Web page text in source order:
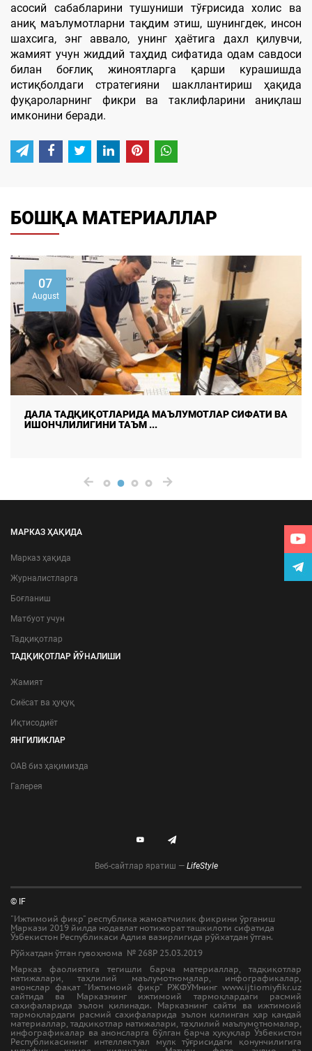
асосий сабабларини тушуниши тўғрисида холис ва
аниқ маълумотларни тақдим этиш, шунингдек, инсон
шахсига, энг аввало, унинг ҳаётига дахл қилувчи,
жамият учун жиддий таҳдид сифатида одам савдоси
билан боғлиқ жиноятларга қарши курашишда
истиқболдаги стратегияни шакллантириш ҳақида
фуқароларнинг фикри ва таклифларини аниқлаш
имконини беради.
БОШҚА МАТЕРИАЛЛАР
07
August
ДАЛА ТАДҚИҚОТЛАРИДА МАЪЛУМОТЛАР СИФАТИ ВА
ИШОНЧЛИЛИГИНИ ТАЪМ ...
МАРКАЗ ҲАҚИДА
Марказ ҳақида
Журналистларга
Боғланиш
Матбуот учун
Тадқиқотлар
ТАДҚИҚОТЛАР ЙЎНАЛИШИ
Жамият
Сиёсат ва ҳуқуқ
Иқтисодиёт
ЯНГИЛИКЛАР
ОАВ биз ҳақимизда
Галерея
Веб-сайтлар яратиш — LifeStyle
© IF
"Ижтимоий фикр" республика жамоатчилик фикрини ўрганиш
Маркази 2019 йилда нодавлат нотижорат ташкилоти сифатида
Ўзбекистон Республикаси Адлия вазирлигида рўйхатдан ўтган.
Рўйхатдан ўтган гувоҳнома № 268Р 25.03.2019
Марказ фаолиятига тегишли барча материаллар, тадқиқотлар
натижалари, таҳлилий маълумотномалар, инфографикалар,
анонслар фақат “Ижтимоий фикр” РЖФЎМнинг www.ijtiomiyfikr.uz
сайтида ва Марказнинг ижтимоий тармоқлардаги расмий
саҳифаларида эълон қилинади. Марказнинг сайти ва ижтимоий
тармоқлардаги расмий саҳифаларида эълон қилинган ҳар қандай
материаллар, тадқиқотлар натижалари, таҳлилий маълумотномалар,
инфографикалар ва анонсларга бўлган барча ҳуқуқлар Ўзбекистон
Республикасининг интеллектуал мулк тўғрисидаги қонунчилигига